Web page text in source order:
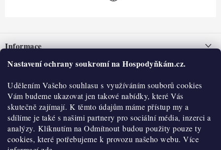
Nastavení ochrany soukromí na Hospodyňkám.cz.
Udělením Vašeho souhlasu s využíváním souborů cookies
Vám budeme ukazovat jen takové nabídky, které Vás
skutečně zajímají. K těmto údajům máme přístup my a
sdílíme je také s našimi partnery pro sociální média, inzerci a
analýzy. Kliknutím na Odmítnout budou použity pouze ty
cookies, které potřebujeme k provozu našeho webu. Více
pInformace
Nepřevzetí zásilky na dobírku
Obchodní podmínky
Hodnocení obchodu
Blog
Moje objednávka
O nás
Historie
Kontakty
O nákupu
Reklamace a vratky
Výdejní místa